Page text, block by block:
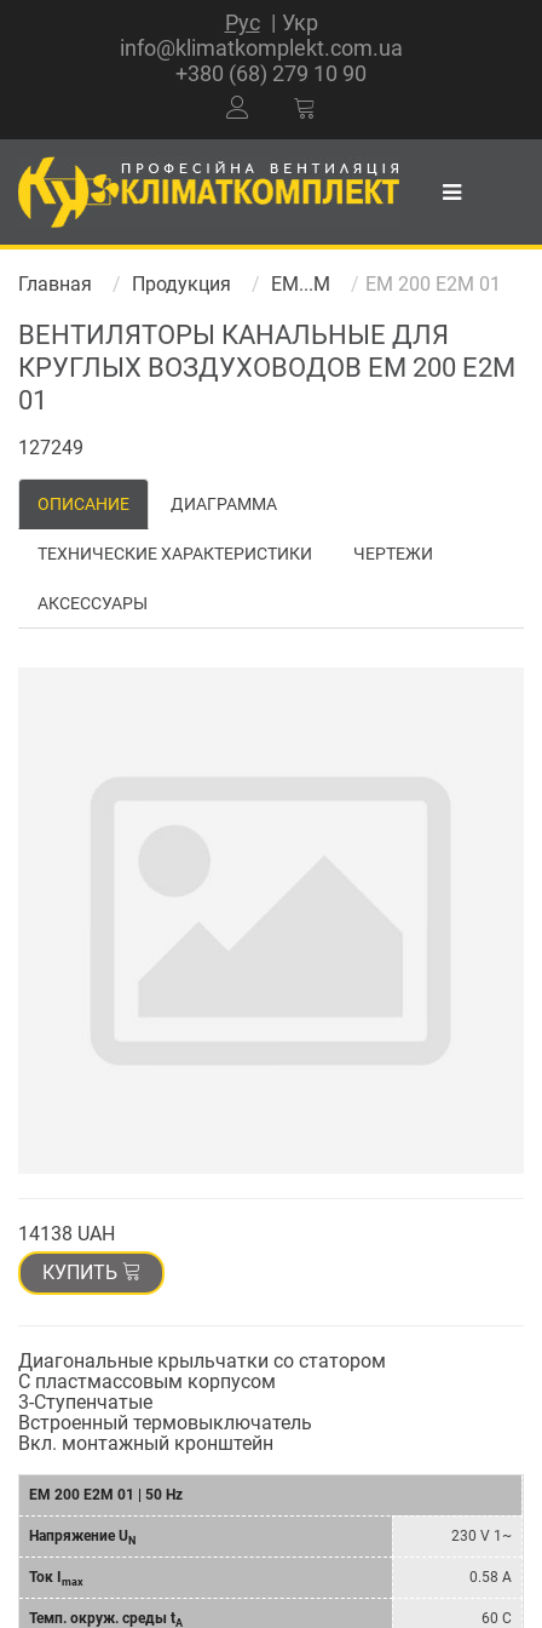
Рус
Укр
info@klimatkomplekt.com.ua
+380 (68) 279 10 90
Главная Продукция EM...M EM 200 E2M 01
ВЕНТИЛЯТОРЫ КАНАЛЬНЫЕ ДЛЯ
КРУГЛЫХ ВОЗДУХОВОДОВ EM 200 E2M
01
127249
ОПИСАНИЕ ДИАГРАММА
ТЕХНИЧЕСКИЕ ХАРАКТЕРИСТИКИ ЧЕРТЕЖИ
АКСЕССУАРЫ
14138 UAH
КУПИТЬ
Диагональные крыльчатки со статором
С пластмассовым корпусом
3-Cтупенчатыe
Bстроенный термовыключатель
Bкл. монтажный кронштейн
EM 200 E2M 01 | 50 Hz
Напряжение U N 230 V 1~
Ток I max 0.58 A
Темп. окруж. среды tA 60 C